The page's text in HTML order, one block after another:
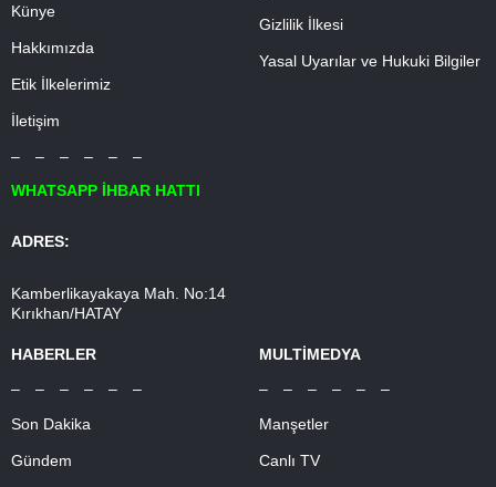
Künye
Hakkımızda
Etik İlkelerimiz
İletişim
– – – – – –
WHATSAPP İHBAR HATTI
ADRES:
Kamberlikayakaya Mah. No:14
Kırıkhan/HATAY
Gizlilik İlkesi
Yasal Uyarılar ve Hukuki Bilgiler
HABERLER
– – – – – –
Son Dakika
Gündem
MULTİMEDYA
– – – – – –
Manşetler
Canlı TV